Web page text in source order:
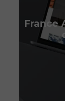
France